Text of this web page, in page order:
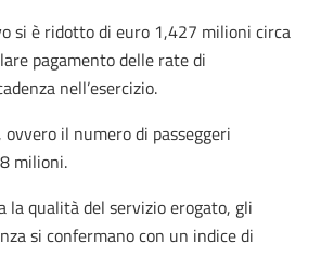
si è ridotto di euro 1,427 milioni circa
pagamento delle rate di
nell’esercizio.
il numero di passeggeri
milioni.
la qualità del servizio erogato, gli
si confermano con un indice di